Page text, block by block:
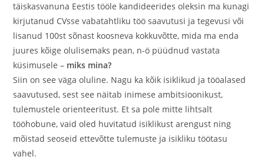
täiskasvanuna Eestis tööle kandideerides oleksin ma kunagi
kirjutanud CVsse vabatahtliku töö saavutusi ja tegevusi või
lisanud 100st sõnast koosneva kokkuvõtte, mida ma enda
juures kõige olulisemaks pean, n-ö püüdnud vastata
küsimusele – miks mina?
Siin on see väga oluline. Nagu ka kõik isiklikud ja tööalased
saavutused, sest see näitab inimese ambitsioonikust,
tulemustele orienteeritust. Et sa pole mitte lihtsalt
tööhobune, vaid oled huvitatud isiklikust arengust ning
mõistad seoseid ettevõtte tulemuste ja isikliku töötasu
vahel.